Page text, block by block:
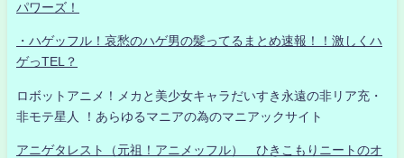
パワーズ！
・ハゲッフル！哀愁のハゲ男の髪ってるまとめ速報！！激しくハ
ゲっTEL？
ロボットアニメ！メカと美少女キャラだいすき永遠の非リア充・
非モテ星人 ！あらゆるマニアの為のマニアックサイト
アニゲタレスト（元祖！アニメッフル） ひきこもりニートのオ